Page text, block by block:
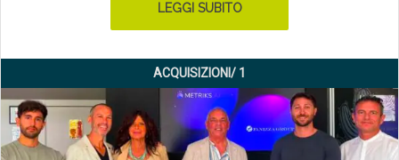
LEGGI SUBITO
ACQUISIZIONI/ 1